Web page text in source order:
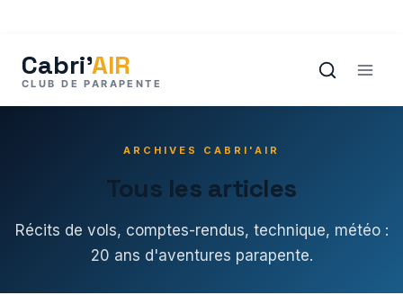
contenu
ARCHIVES CABRI'AIR
Tous les articles
Récits de vols, comptes-rendus, technique, météo :
20 ans d'aventures parapente.